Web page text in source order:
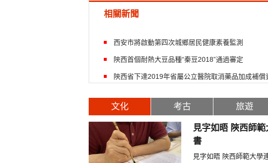
相關新聞
西安市將啟動第四次城鄉居民健康素養監測
陝西首個耐熱大豆品種“秦豆2018”通過審定
陝西省下達2019年省屬公立醫院取消藥品加成補償
文化 考古 旅遊
見字如晤 陝西師
書
見字如晤 陝西師範大學